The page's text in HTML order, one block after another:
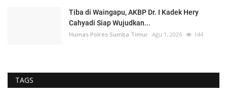
Tiba di Waingapu, AKBP Dr. I Kadek Hery
Cahyadi Siap Wujudkan...
Humas Polres Sumba Timur Agu 1, 2026 144
TAGS